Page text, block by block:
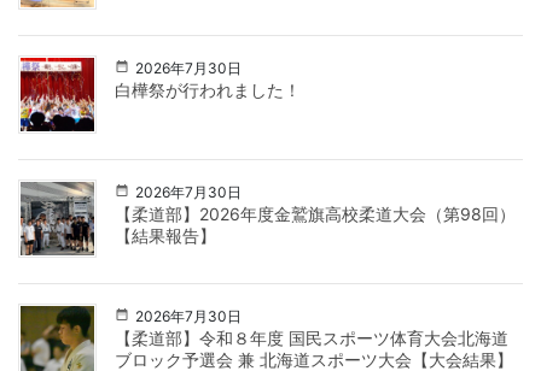
2026年7月30日
白樺祭が行われました！
2026年7月30日
【柔道部】2026年度金鷲旗高校柔道大会（第98回）
【結果報告】
2026年7月30日
【柔道部】令和８年度 国民スポーツ体育大会北海道
ブロック予選会 兼 北海道スポーツ大会【大会結果】